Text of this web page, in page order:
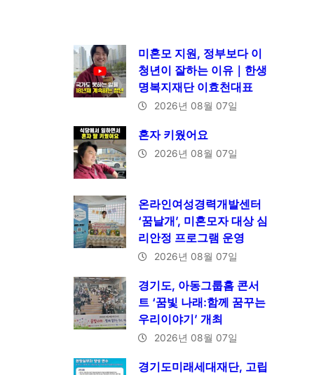
미혼모 지원, 정부보다 이
청년이 잘하는 이유｜한생
명복지재단 이효천대표
2026년 08월 07일
혼자 키웠어요
2026년 08월 07일
온라인여성경력개발센터
‘꿈날개’, 미혼모자 대상 심
리안정 프로그램 운영
2026년 08월 07일
경기도, 아동그룹홈 콘서
트 ‘꿈빛 나래:함께 꿈꾸는
우리이야기’ 개최
2026년 08월 07일
경기도미래세대재단, 고립